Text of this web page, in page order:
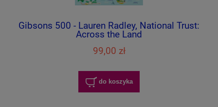
Gibsons 500 - Lauren Radley, National Trust:
Across the Land
99,00 zł
do koszyka